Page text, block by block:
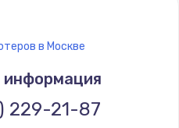
питания
руб.
в Москве
информация
229-21-87